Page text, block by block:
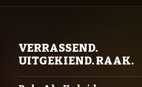
VERRASSEND.
UITGEKIEND. RAAK.